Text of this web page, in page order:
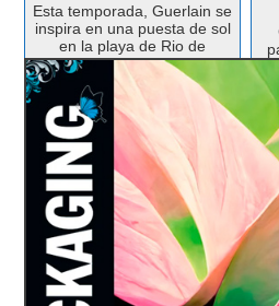
Esta temporada, Guerlain se
inspira en una puesta de sol
en la playa de Rio de
Janeiro para su colección de
maquillaje Brazilian Club y
en un viaje de shoppping a
Los Ángeles. Con The
Terracotta Colle...
%
Un packaging recargable
para La Beauté Louis
Vuitton
La Beauté Louis Vuitton,
creada con la maquilladora
británica Dame Pat McGrath
como directora creativa, es
la primera gama de
cosméticos de color de
Louis Vuitton (LVMH). La
firma encargó al diseñado...